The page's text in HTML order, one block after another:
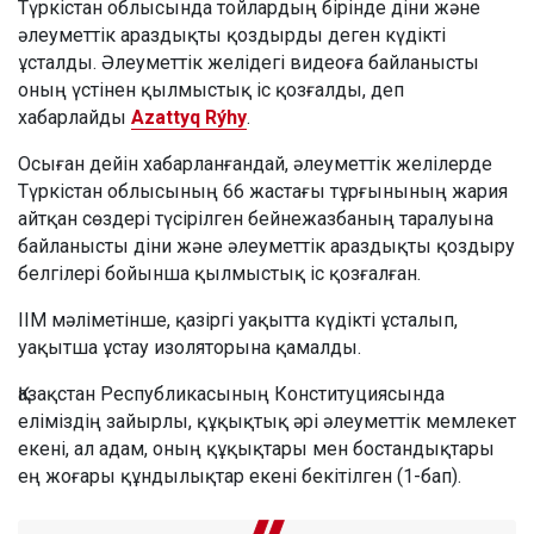
Түркістан облысында тойлардың бірінде діни және
әлеуметтік араздықты қоздырды деген күдікті
ұсталды. Әлеуметтік желідегі видеоға байланысты
оның үстінен қылмыстық іс қозғалды, деп
хабарлайды Azattyq Rýhy.
Осыған дейін хабарланғандай, әлеуметтік желілерде
Түркістан облысының 66 жастағы тұрғынының жария
айтқан сөздері түсірілген бейнежазбаның таралуына
байланысты діни және әлеуметтік араздықты қоздыру
белгілері бойынша қылмыстық іс қозғалған.
ІІМ мәліметінше, қазіргі уақытта күдікті ұсталып,
уақытша ұстау изоляторына қамалды.
Қазақстан Республикасының Конституциясында
еліміздің зайырлы, құқықтық әрі әлеуметтік мемлекет
екені, ал адам, оның құқықтары мен бостандықтары
ең жоғары құндылықтар екені бекітілген (1-бап).